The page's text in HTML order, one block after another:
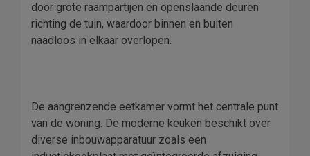
door grote raampartijen en openslaande deuren
richting de tuin, waardoor binnen en buiten
naadloos in elkaar overlopen.
De aangrenzende eetkamer vormt het centrale punt
van de woning. De moderne keuken beschikt over
diverse inbouwapparatuur zoals een